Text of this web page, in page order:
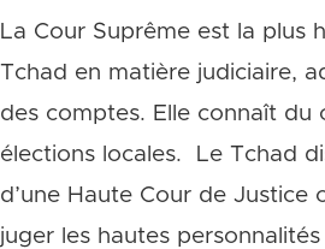
La Cour Suprême est la plus
Tchad en matière judiciaire,
des comptes. Elle connaît du
élections locales. Le Tchad
d’une Haute Cour de Justice
juger les hautes personnalités